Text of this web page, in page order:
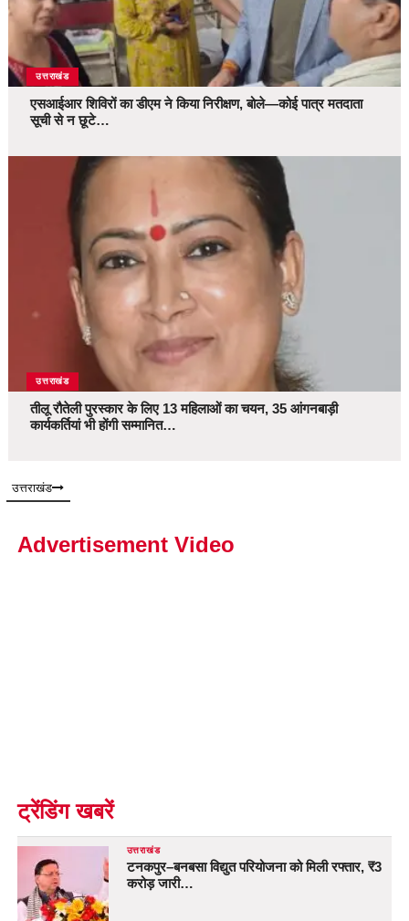
उत्तराखंड
एसआईआर शिविरों का डीएम ने किया निरीक्षण, बोले—कोई पात्र मतदाता
सूची से न छूटे…
उत्तराखंड
तीलू रौतेली पुरस्कार के लिए 13 महिलाओं का चयन, 35 आंगनबाड़ी
कार्यकर्तियां भी होंगी सम्मानित…
उत्तराखंड
Advertisement Video
ट्रेंडिंग खबरें
उत्तराखंड
टनकपुर–बनबसा विद्युत परियोजना को मिली रफ्तार, ₹3
करोड़ जारी…